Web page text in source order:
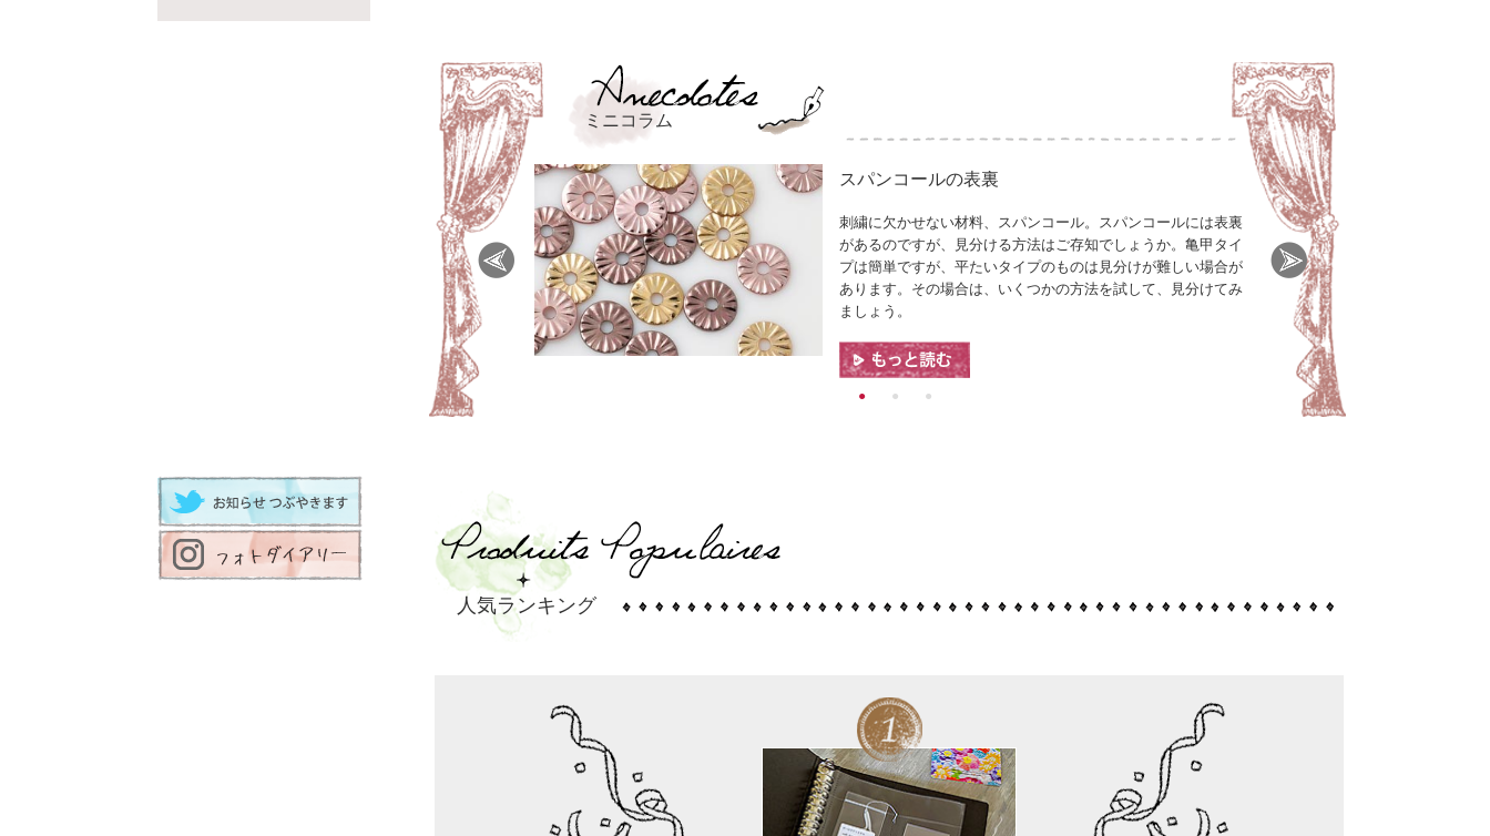
通信環境の変更・ブラウザの再起動・アプリ内ブラウザ以外でのアクセスなどで改善する場合がございま
す。
また、Amazon Payや銀行振込でのご注文は比較的安定しております。
ご不安な点がございましたら、お気軽にお問い合わせください。
ご不便をおかけいたしますことをお詫び申し上げます。
詳細はこちら
2025/9/8
【ご協力ください】当店のメールアドレスをご登録ください
発送通知メールや受注後メールが、迷惑メールやエラーになることが増えています。
正しくメールを受信していただくには、お手数とはなりますが、shop@petitemercerie.com からのメールを
いつでも受信できますよう、「受信許可リスト」や「救済リスト」（携帯メールやyahooメール）、「アド
レス帳」（gmail）にご登録ください。
また、お客様のメールボックスの容量が満杯の時も受信していただくことができませんので、ご協力をいた
2025/6/17
メディア協力
TBS「マツコの知らない世界」#刺繍の世界 の放送にて、作品協力と動画提供いたしました。
リュネビル刺繍を知っていただく活動をこれからも続けてまいります。
2024/12/4
当店で販売しておりますビーズやスパンコールなどのパーツは、商用利用可能でございます。尚、刺繍キッ
トや公開レシピの作品・デザインをそのまま販売するのは、ご遠慮いただいております。何卒よろしくお願
いいたします。
ミニコラム
リュネビル刺繍とオートクチュール刺繍の違い
【リュネビル刺繍】や、【オートクチュール刺繍】、以前より
も認知度が高まってきましたが、この2つの言葉の違いはご存知
ですか？早速それぞれの違いを詳しく見ていきましょう。
スパンコールの表裏
刺繍に欠かせない材料、スパンコール。スパンコールには表裏
があるのですが、見分ける方法はご存知でしょうか。亀甲タイ
プは簡単ですが、平たいタイプのものは見分けが難しい場合が
あります。その場合は、いくつかの方法を試して、見分けてみ
ましょう。
人気ランキング